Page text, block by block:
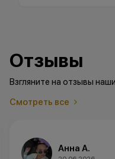
Отзывы
Взгляните на отзывы
Смотреть все
Анна А.